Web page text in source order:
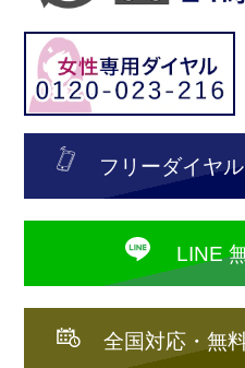
フリーダイヤ
LINE
全国対応・無